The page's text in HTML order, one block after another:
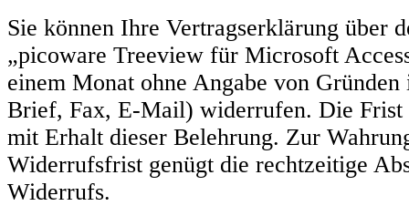
Sie können Ihre Vertragserklärung über
„picoware Treeview für Microsoft
einem Monat ohne Angabe von
Brief, Fax, E-Mail) widerrufen. Die Frist
mit Erhalt dieser Belehrung. Zur
Widerrufsfrist genügt die rechtzeitige
Widerrufs.